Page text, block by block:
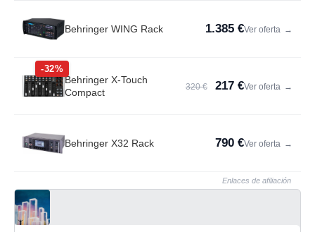
Behringer WING Rack 1.385 €Ver oferta →
-32%
Behringer X-Touch
Compact
320 € 217 €Ver oferta →
Behringer X32 Rack 790 €Ver oferta →
Enlaces de afiliación